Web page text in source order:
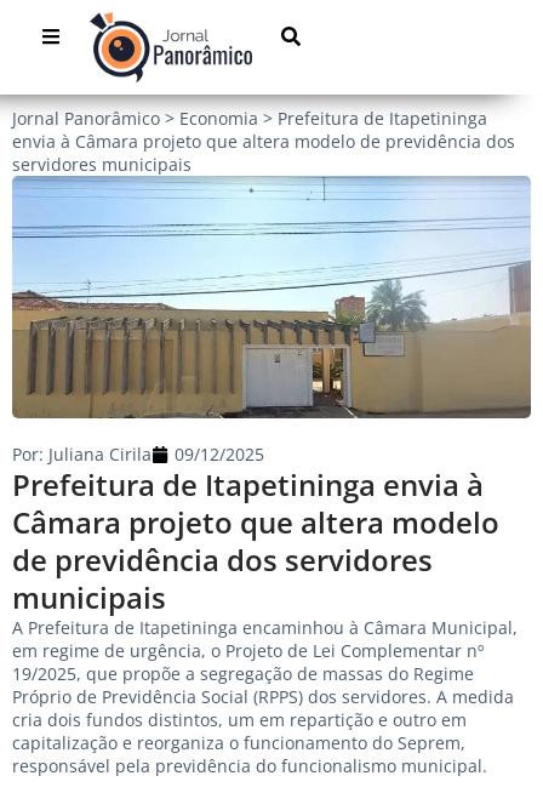
Jornal Panorâmico > Economia > Prefeitura de Itapetininga
envia à Câmara projeto que altera modelo de previdência dos
servidores municipais
Prefeitura de Itapetininga envia à
Câmara projeto que altera modelo
de previdência dos servidores
municipais
Por: Juliana Cirila 09/12/2025
A Prefeitura de Itapetininga encaminhou à Câmara Municipal,
em regime de urgência, o Projeto de Lei Complementar nº
19/2025, que propõe a segregação de massas do Regime
Próprio de Previdência Social (RPPS) dos servidores. A medida
cria dois fundos distintos, um em repartição e outro em
capitalização e reorganiza o funcionamento do Seprem,
responsável pela previdência do funcionalismo municipal.